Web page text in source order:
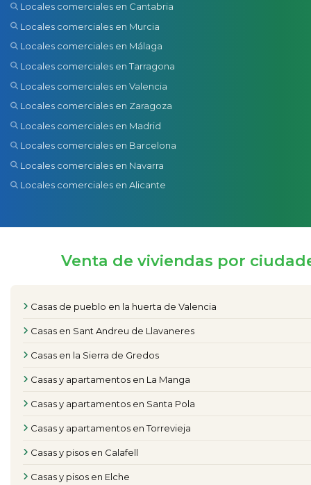
Locales comerciales en Cantabria
Locales comerciales en Murcia
Locales comerciales en Málaga
Locales comerciales en Tarragona
Locales comerciales en Valencia
Locales comerciales en Zaragoza
Locales comerciales en Madrid
Locales comerciales en Barcelona
Locales comerciales en Navarra
Locales comerciales en Alicante
Venta de viviendas por
Casas de pueblo en la huerta de Valencia
Casas en Sant Andreu de Llavaneres
Casas en la Sierra de Gredos
Casas y apartamentos en La Manga
Casas y apartamentos en Santa Pola
Casas y apartamentos en Torrevieja
Casas y pisos en Calafell
Casas y pisos en Elche